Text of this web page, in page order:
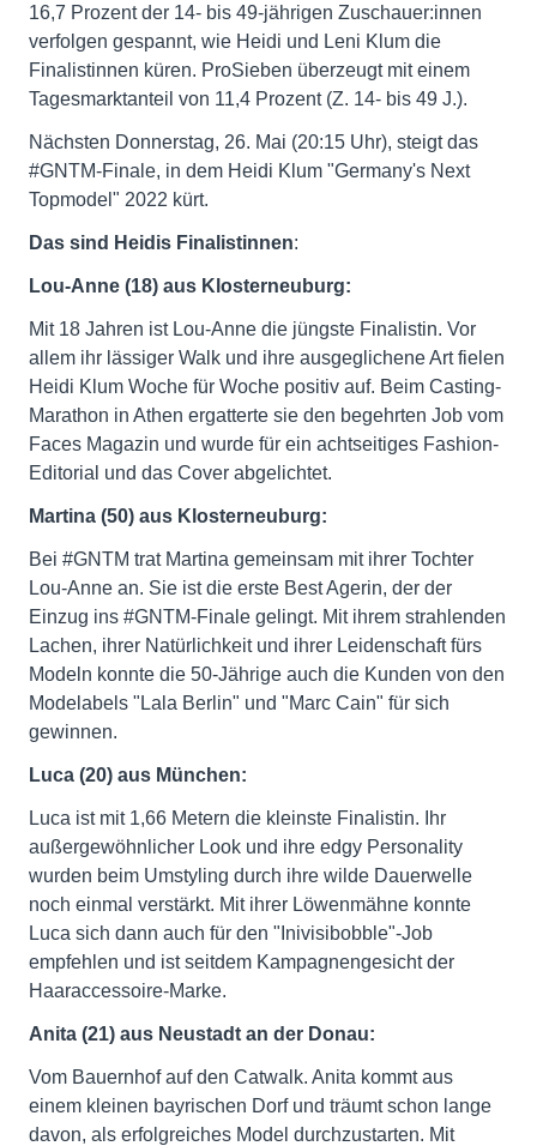
16,7 Prozent der 14- bis 49-jährigen Zuschauer:innen
verfolgen gespannt, wie Heidi und Leni Klum die
Finalistinnen küren. ProSieben überzeugt mit einem
Tagesmarktanteil von 11,4 Prozent (Z. 14- bis 49 J.).
Nächsten Donnerstag, 26. Mai (20:15 Uhr), steigt das
#GNTM-Finale, in dem Heidi Klum "Germany's Next
Topmodel" 2022 kürt.
Das sind Heidis Finalistinnen:
Lou-Anne (18) aus Klosterneuburg:
Mit 18 Jahren ist Lou-Anne die jüngste Finalistin. Vor
allem ihr lässiger Walk und ihre ausgeglichene Art fielen
Heidi Klum Woche für Woche positiv auf. Beim Casting-
Marathon in Athen ergatterte sie den begehrten Job vom
Faces Magazin und wurde für ein achtseitiges Fashion-
Editorial und das Cover abgelichtet.
Martina (50) aus Klosterneuburg:
Bei #GNTM trat Martina gemeinsam mit ihrer Tochter
Lou-Anne an. Sie ist die erste Best Agerin, der der
Einzug ins #GNTM-Finale gelingt. Mit ihrem strahlenden
Lachen, ihrer Natürlichkeit und ihrer Leidenschaft fürs
Modeln konnte die 50-Jährige auch die Kunden von den
Modelabels "Lala Berlin" und "Marc Cain" für sich
gewinnen.
Luca (20) aus München:
Luca ist mit 1,66 Metern die kleinste Finalistin. Ihr
außergewöhnlicher Look und ihre edgy Personality
wurden beim Umstyling durch ihre wilde Dauerwelle
noch einmal verstärkt. Mit ihrer Löwenmähne konnte
Luca sich dann auch für den "Inivisibobble"-Job
empfehlen und ist seitdem Kampagnengesicht der
Haaraccessoire-Marke.
Anita (21) aus Neustadt an der Donau:
Vom Bauernhof auf den Catwalk. Anita kommt aus
einem kleinen bayrischen Dorf und träumt schon lange
davon, als erfolgreiches Model durchzustarten. Mit